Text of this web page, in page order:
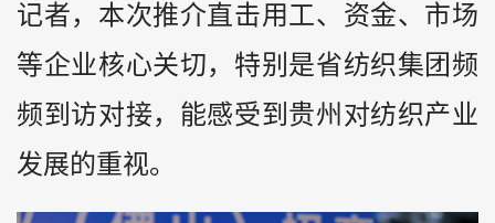
记者，本次推介直击用工、资金、市场
等企业核心关切，特别是省纺织集团频
频到访对接，能感受到贵州对纺织产业
发展的重视。